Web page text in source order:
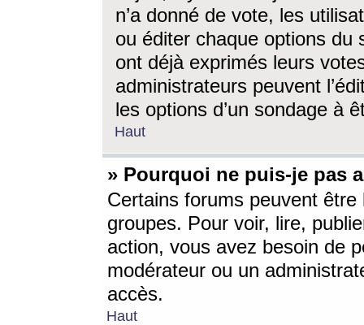
n’a donné de vote, les
ou éditer chaque options du
ont déjà exprimés leurs
administrateurs peuvent
les options d’un sondage à
Haut
» Pourquoi ne puis-je pas
Certains forums peuvent être
groupes. Pour voir, lire,
action, vous avez besoin de
modérateur ou un
accès.
Haut